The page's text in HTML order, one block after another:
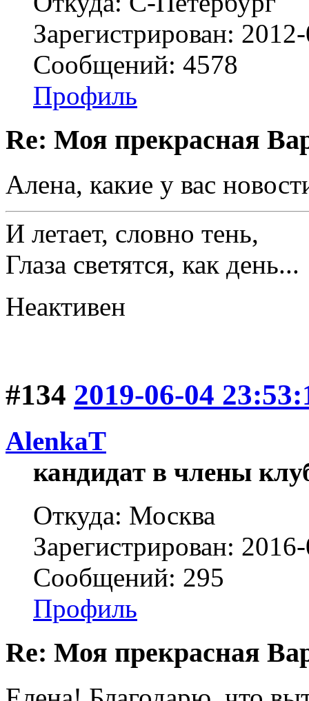
Зарегистрирован:
Сообщений: 4578
Профиль
Re: Моя прекрасная
Алена, какие у вас
И летает, словно тень,
Глаза светятся, как день...
Неактивен
#134 2019-06-04
AlenkaT
кандидат в члены
Откуда: Москва
Зарегистрирован:
Сообщений: 295
Профиль
Re: Моя прекрасная